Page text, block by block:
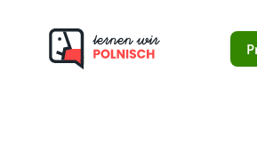
Polnisch in
133 Bewertungen auf